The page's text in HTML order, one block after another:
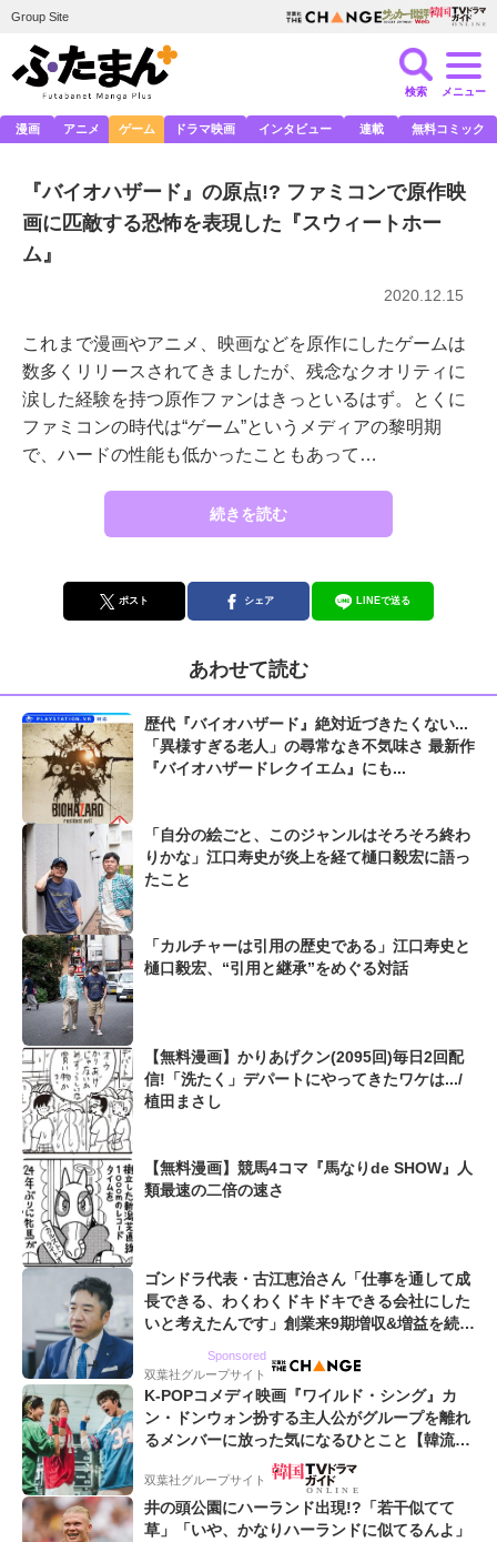
Group Site
検索 メニュー
漫画 アニメ ゲーム ドラマ映画 インタビュー 連載 無料コミック
『バイオハザード』の原点!? ファミコンで原作映
画に匹敵する恐怖を表現した『スウィートホー
ム』
2020.12.15
これまで漫画やアニメ、映画などを原作にしたゲームは
数多くリリースされてきましたが、残念なクオリティに
涙した経験を持つ原作ファンはきっといるはず。とくに
ファミコンの時代は“ゲーム”というメディアの黎明期
で、ハードの性能も低かったこともあって…
続きを読む
ポスト シェア LINEで送る
あわせて読む
歴代『バイオハザード』絶対近づきたくない...
「異様すぎる老人」の尋常なき不気味さ 最新作
『バイオハザードレクイエム』にも...
「自分の絵ごと、このジャンルはそろそろ終わ
りかな」江口寿史が炎上を経て樋口毅宏に語っ
たこと
「カルチャーは引用の歴史である」江口寿史と
樋口毅宏、“引用と継承”をめぐる対話
【無料漫画】かりあげクン(2095回)毎日2回配
信!「洗たく」デパートにやってきたワケは.../
植田まさし
【無料漫画】競馬4コマ『馬なりde SHOW』人
類最速の二倍の速さ
ゴンドラ代表・古江恵治さん「仕事を通して成
長できる、わくわくドキドキできる会社にした
いと考えたんです」創業来9期増収&増益を続け
Sponsored
双葉社グループサイト
K-POPコメディ映画『ワイルド・シング』カ
ン・ドンウォン扮する主人公がグループを離れ
るメンバーに放った気になるひとこと【韓流談
双葉社グループサイト
井の頭公園にハーランド出現!?「若干似てて
草」「いや、かなりハーランドに似てるんよ」